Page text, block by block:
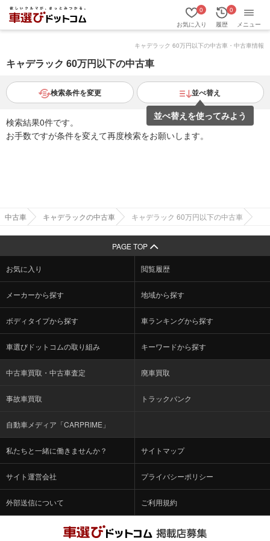
お気に入り
0
履歴
0
メニュー
キャデラック 60万円以下の中古車・中古車情報
キャデラック 60万円以下の中古車
検索条件を変更 並べ替え
並べ替えを使ってみよう
検索結果0件です。
お手数ですが条件を変えて再度検索をお願いします。
中古車 キャデラックの中古車 キャデラック 60万円以下の中古車
PAGE TOP
お気に入り 閲覧履歴
メーカーから探す 地域から探す
ボディタイプから探す 車ランキングから探す
車選びドットコムの取り組み キーワードから探す
中古車買取・中古車査定 廃車買取
事故車買取 トラックバンク
自動車メディア「CARPRIME」
私たちと一緒に働きませんか？ サイトマップ
サイト運営会社 プライバシーポリシー
外部送信について ご利用規約